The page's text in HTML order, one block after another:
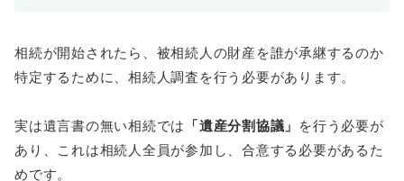
相続が開始されたら、被相続人の財産を誰が承継するのか
特定するために、相続人調査を行う必要があります。
実は遺言書の無い相続では 「遺産分割協議」
を行う必要が
あり、これは相続人全員が参加し、合意する必要があるた
めです。